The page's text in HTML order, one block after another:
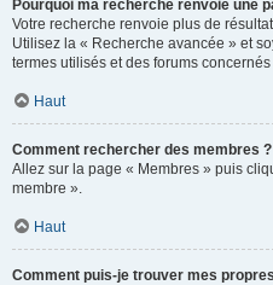
Pourquoi ma recherche renvoie une
Votre recherche renvoie plus de
Utilisez la « Recherche avancée » et
termes utilisés et des forums
Haut
Comment rechercher des membres ?
Allez sur la page « Membres » puis
membre ».
Haut
Comment puis-je trouver mes